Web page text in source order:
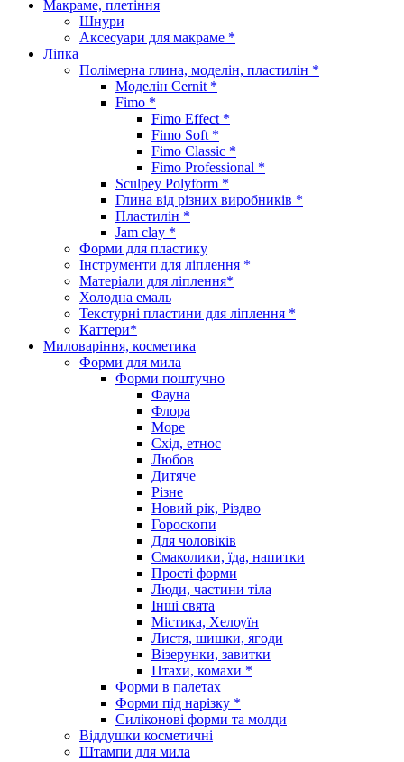
Макраме, плетіння
Шнури
Аксесуари для макраме *
Ліпка
Полімерна глина, моделін, пластилін *
Моделін Cernit *
Fimo *
Fimo Effect *
Fimo Soft *
Fimo Classic *
Fimo Professional *
Sculpey Polyform *
Глина від різних виробників *
Пластилін *
Jam clay *
Форми для пластику
Інструменти для ліплення *
Матеріали для ліплення*
Холодна емаль
Текстурні пластини для ліплення *
Каттери*
Миловаріння, косметика
Форми для мила
Форми поштучно
Фауна
Флора
Море
Схід, етнос
Любов
Дитяче
Різне
Новий рік, Різдво
Гороскопи
Для чоловіків
Смаколики, їда, напитки
Прості форми
Люди, частини тіла
Інші свята
Містика, Хелоуїн
Листя, шишки, ягоди
Візерунки, завитки
Птахи, комахи *
Форми в палетах
Форми під нарізку *
Силіконові форми та молди
Віддушки косметичні
Штампи для мила